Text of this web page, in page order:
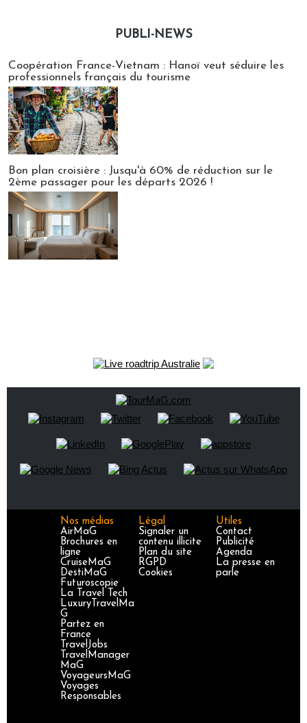
PUBLI-NEWS
Coopération France-Vietnam : Hanoï veut séduire les
professionnels français du tourisme
Bon plan croisière : Jusqu'à 60% de réduction sur le
2ème passager pour les départs 2026 !
Nos médias
AirMaG
Brochures en
ligne
CruiseMaG
DestiMaG
Futuroscopie
La Travel Tech
LuxuryTravelMa
G
Partez en
France
TravelJobs
TravelManager
MaG
VoyageursMaG
Voyages
Responsables
Légal
Signaler un
contenu illicite
Plan du site
RGPD
Cookies
Utiles
Contact
Publicité
Agenda
La presse en
parle